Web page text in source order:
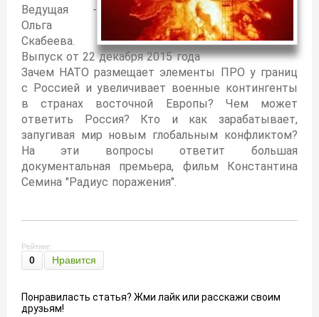
Ведущая -
Ольга
Скабеева.
Выпуск от 22 декабря 2015 года
Зачем НАТО размещает элементы ПРО у границ
с Россией и увеличивает военные контингенты
в странах восточной Европы? Чем может
ответить Россия? Кто и как зарабатывает,
запугивая мир новым глобальным конфликтом?
На эти вопросы ответит большая
документальная премьера, фильм Константина
Семина "Радиус поражения".
Рейтинг:
0 Нравится
Понравиласть статья? Жми лайк или расскажи своим
друзьям!